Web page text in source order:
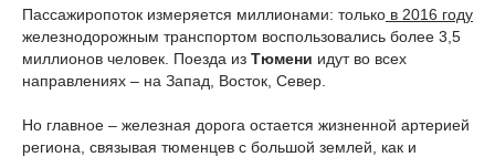
Пассажиропоток измеряется миллионами: только в 2016 году
железнодорожным транспортом воспользовались более 3,5
миллионов человек. Поезда из Тюмени идут во всех
направлениях – на Запад, Восток, Север.
Но главное – железная дорога остается жизненной артерией
региона, связывая тюменцев с большой землей, как и